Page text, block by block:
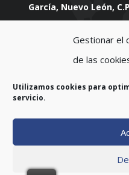
Gestionar el
de las
Utilizamos cookies para
servicio.
García, Nuevo León,
Copyright